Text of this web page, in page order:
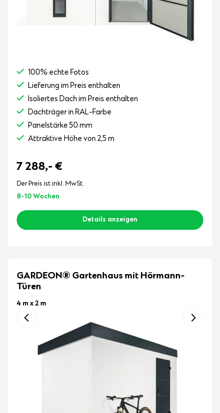
100% echte Fotos
Lieferung im Preis enthalten
Isoliertes Dach im Preis enthalten
Dachträger in RAL-Farbe
Panelstärke 50 mm
Attraktive Höhe von 2,5 m
7 288,- €
Der Preis ist inkl. MwSt.
8-10 Wochen
Details anzeigen
GARDEON® Gartenhaus mit Hörmann-
Türen
4 m x 2 m